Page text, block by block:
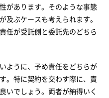
があります。そのような事態
及ぶケースも考えられます。
任が受託側と委託先のどちら
ように、予め責任をどちらが
。特に契約を交わす際に、責
いでしょう。両者が納得いく